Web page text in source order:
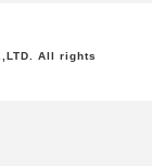
All rights